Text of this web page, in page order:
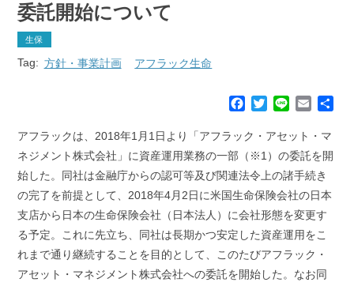
委託開始について
生保
Tag: 方針・事業計画 アフラック生命
c
e
b
o
o
k
T
i
t
t
e
r
n
e
E
a
i
アフラックは、2018年1月1日より「アフラック・アセット・マ
ネジメント株式会社」に資産運用業務の一部（※1）の委託を開
始した。同社は金融庁からの認可等及び関連法令上の諸手続き
の完了を前提として、2018年4月2日に米国生命保険会社の日本
支店から日本の生命保険会社（日本法人）に会社形態を変更す
る予定。これに先立ち、同社は長期かつ安定した資産運用をこ
れまで通り継続することを目的として、このたびアフラック・
アセット・マネジメント株式会社への委託を開始した。なお同